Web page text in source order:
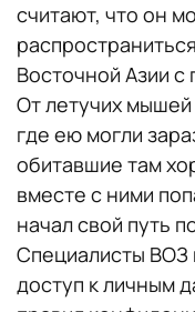
считают, что он
Восточной Азии
От летучих
где ею могли
обитавшие там
вместе с ними
начал свой путь
Специалисты ВОЗ
доступ к личным